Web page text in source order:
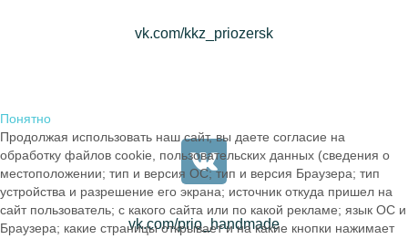
vk.com/kkz_priozersk
vk.com/prio_handmade
Понятно
Продолжая использовать наш сайт, вы даете согласие на
обработку файлов cookie, пользовательских данных (сведения о
местоположении; тип и версия ОС; тип и версия Браузера; тип
устройства и разрешение его экрана; источник откуда пришел на
сайт пользователь; с какого сайта или по какой рекламе; язык ОС и
Браузера; какие страницы открывает и на какие кнопки нажимает